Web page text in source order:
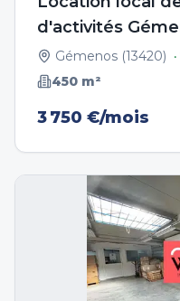
d'activités
Gémenos (13420)
450 m²
3 750 €/mois